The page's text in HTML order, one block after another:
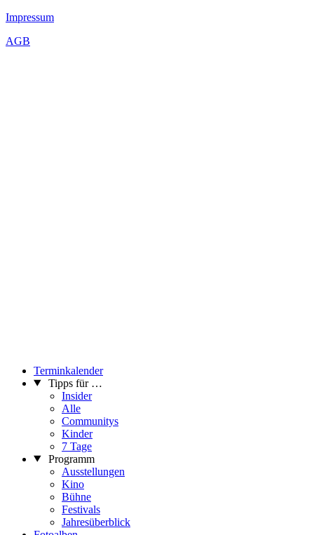
Impressum
AGB
Terminkalender
Tipps für …
Insider
Alle
Communitys
Kinder
7 Tage
Programm
Ausstellungen
Kino
Bühne
Festivals
Jahresüberblick